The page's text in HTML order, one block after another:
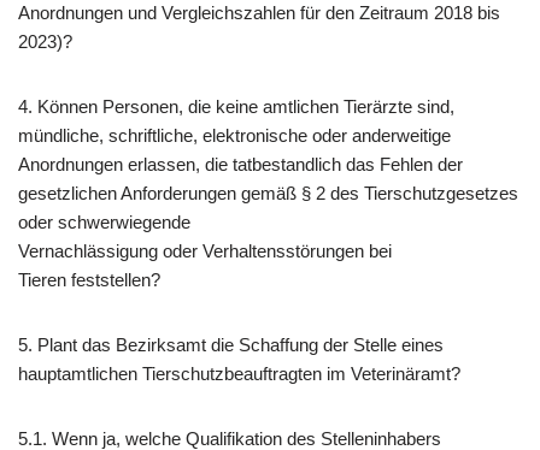
Anordnungen und Vergleichszahlen für den Zeitraum 2018 bis
2023)?
4. Können Personen, die keine amtlichen Tierärzte sind,
mündliche, schriftliche, elektronische oder anderweitige
Anordnungen erlassen, die tatbestandlich das Fehlen der
gesetzlichen Anforderungen gemäß § 2 des Tierschutzgesetzes
oder schwerwiegende
Vernachlässigung oder Verhaltensstörungen bei
Tieren feststellen?
5. Plant das Bezirksamt die Schaffung der Stelle eines
hauptamtlichen Tierschutzbeauftragten im Veterinäramt?
5.1. Wenn ja, welche Qualifikation des Stelleninhabers